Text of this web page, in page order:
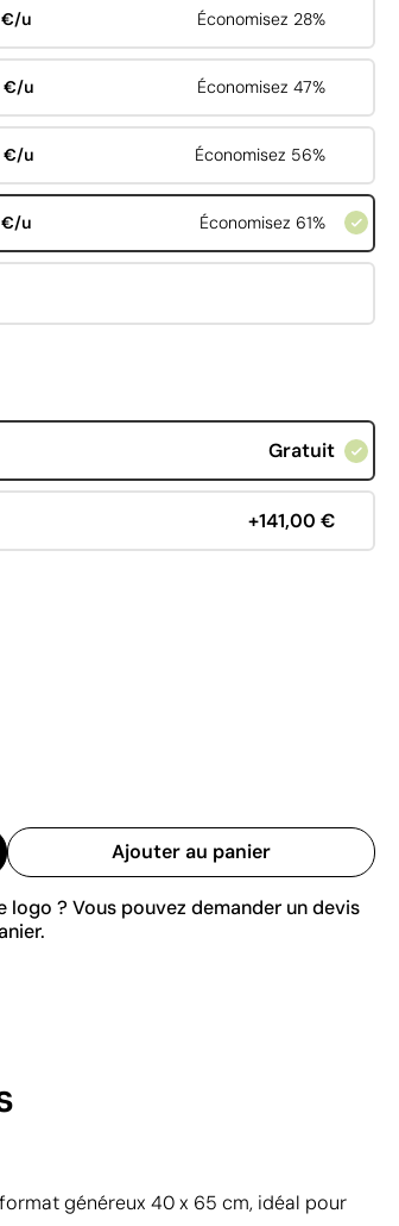
€/u Économisez 28%
€/u Économisez 47%
€/u Économisez 56%
€/u Économisez 61%
Gratuit
+141,00 €
Ajouter au panier
? Vous pouvez demander un devis
généreux 40 x 65 cm, idéal pour